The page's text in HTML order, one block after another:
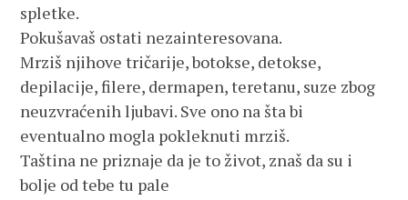
spletke.
Pokušavaš ostati nezainteresovana.
Mrziš njihove tričarije, botokse, detokse,
depilacije, filere, dermapen, teretanu, suze zbog
neuzvraćenih ljubavi. Sve ono na šta bi
eventualno mogla pokleknuti mrziš.
Taština ne priznaje da je to život, znaš da su i
bolje od tebe tu pale